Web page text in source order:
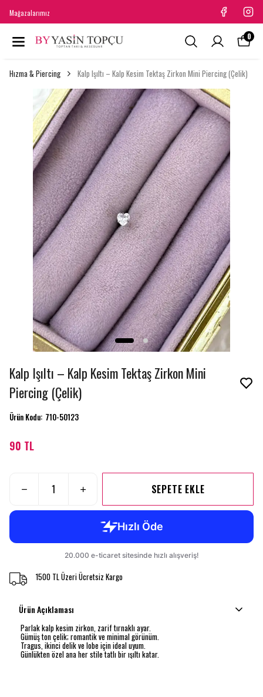
Mağazalarımız
0
Hızma & Piercing Kalp Işıltı – Kalp Kesim Tektaş Zirkon Mini Piercing (Çelik)
Kalp Işıltı – Kalp Kesim Tektaş Zirkon Mini
Piercing (Çelik)
Ürün Kodu: 710-50123
90 TL
SEPETE EKLE
1500 TL Üzeri Ücretsiz Kargo
Ürün Açıklaması
Parlak kalp kesim zirkon, zarif tırnaklı ayar.
Gümüş ton çelik; romantik ve minimal görünüm.
Tragus, ikinci delik ve lobe için ideal uyum.
Günlükten özel ana her stile tatlı bir ışıltı katar.